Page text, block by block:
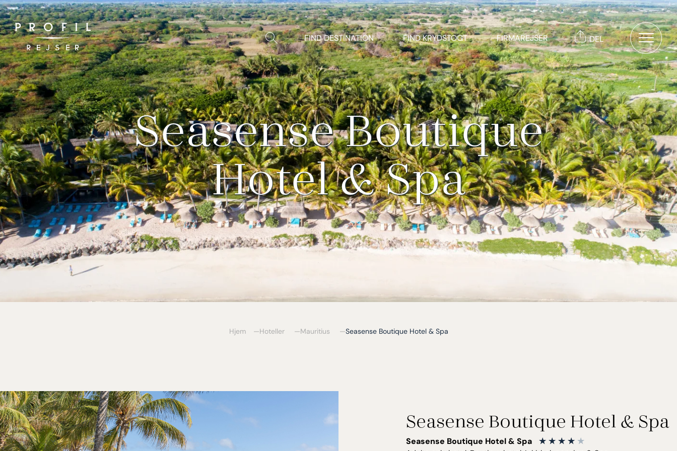
Spring
til
indhold
Vis/Skjul
søgning
FIND DESTINATION FIND KRYDSTOGT FIRMAREJSER DEL
Seasense Boutique
Hotel & Spa
Hjem Hoteller Mauritius Seasense Boutique Hotel & Spa
Seasense Boutique Hotel & Spa
Seasense Boutique Hotel & Spa